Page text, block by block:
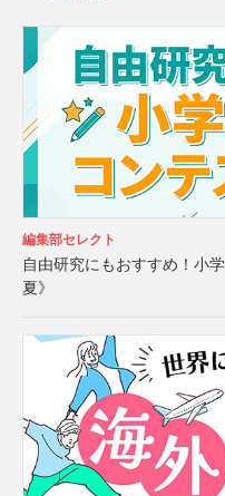
編集部セレクト
自由研究にもおすすめ！小
夏》